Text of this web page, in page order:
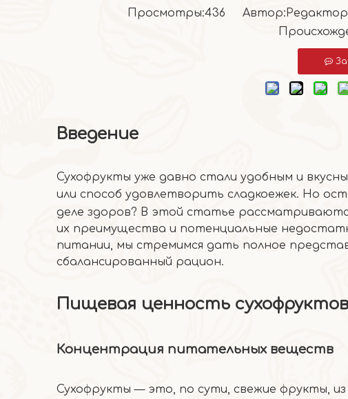
Просмотры:436 Автор:Pедактор
Введение
Сухофрукты уже давно стали удобным и
или способ удовлетворить сладкоежек. Но
деле здоров? В этой статье
их преимущества и потенциальные
питании, мы стремимся дать полное
сбалансированный рацион.
Пищевая ценность сухофруктов
Концентрация питательных веществ
Сухофрукты — это, по сути, свежие фрукты,